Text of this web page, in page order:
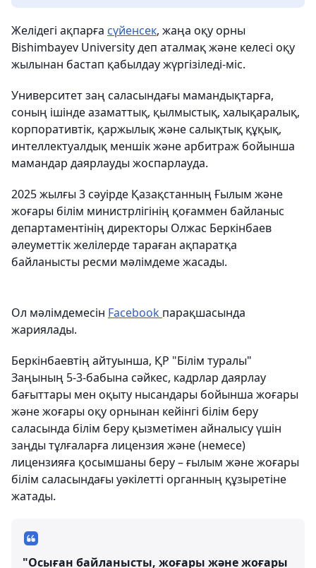
Желідегі ақпарға сүйенсек, жаңа оқу орны
Bishimbayev University деп аталмақ және келесі оқу
жылынан бастап қабылдау жүргізіледі-міс.
Университет заң саласындағы мамандықтарға,
соның ішінде азаматтық, қылмыстық, халықаралық,
корпоративтік, қаржылық және салықтық құқық,
интеллектуалдық меншік және арбитраж бойынша
мамандар даярлауды жоспарлауда.
2025 жылғы 3 сәуірде Қазақстанның Ғылым және
жоғары білім министрлігінің қоғаммен байланыс
департаментінің директоры Олжас Беркінбаев
әлеуметтік желілерде тараған ақпаратқа
байланысты ресми мәлімдеме жасады.
Ол мәлімдемесін Facebook парақшасында
жариялады.
Беркінбаевтің айтуынша, ҚР "Білім туралы"
Заңының 5-3-бабына сәйкес, кадрлар даярлау
бағыттары мен оқыту нысандары бойынша жоғары
және жоғары оқу орнынан кейінгі білім беру
саласында білім беру қызметімен айналысу үшін
заңды тұлғаларға лицензия және (немесе)
лицензияға қосымшаны беру – ғылым және жоғары
білім саласындағы уәкілетті органның құзыретіне
жатады.
"Осыған байланысты, жоғары және жоғары